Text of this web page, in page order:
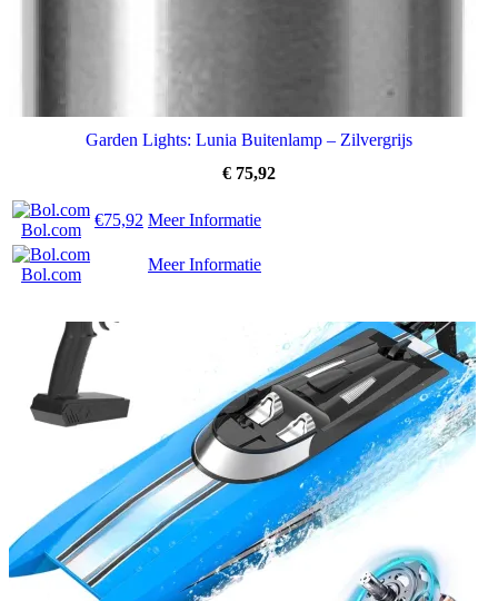
Garden Lights: Lunia Buitenlamp – Zilvergrijs
€ 75,92
Bol.com
€75,92 Meer Informatie
Bol.com
Meer Informatie